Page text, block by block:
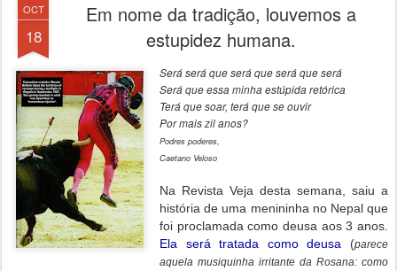
OCT
18
Em nome da tradição, louvemos a
estupidez humana.
Será será que será que será que será
Será que essa minha estúpida retórica
Terá que soar, terá que se ouvir
Por mais zil anos?
Podres poderes,
Caetano Veloso
Na Revista Veja desta semana, saiu a
história de uma menininha no Nepal que
foi proclamada como deusa aos 3 anos.
Ela será tratada como deusa (parece
aquela musiquinha irritante da Rosana: como